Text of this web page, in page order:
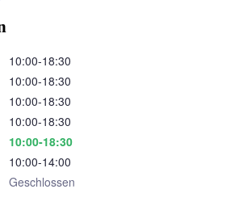
10:00‑18:30
10:00‑18:30
10:00‑18:30
10:00‑18:30
10:00‑18:30
10:00‑14:00
Geschlossen